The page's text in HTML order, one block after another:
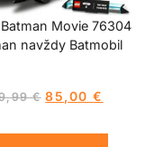
Batman Movie 76304
navždy Batmobil
€ 85,00€